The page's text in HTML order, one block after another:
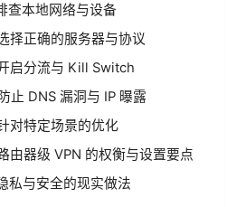
查本地网络与设备
择正确的服务器与协议
启分流与 Kill Switch
止 DNS 漏洞与 IP 曝露
对特定场景的优化
由器级 VPN 的权衡与设置要点
私与安全的现实做法